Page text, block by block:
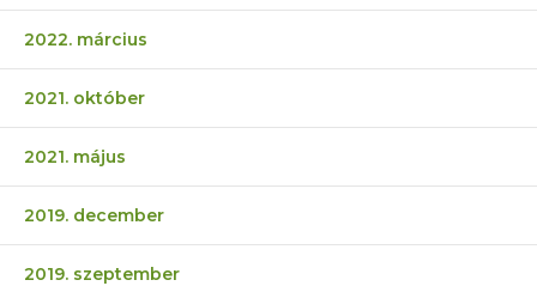
2022. március
2021. október
2021. május
2019. december
2019. szeptember